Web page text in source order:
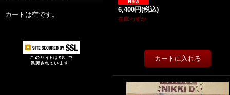
カートは空です。
6,400円(税込)
在庫わずか